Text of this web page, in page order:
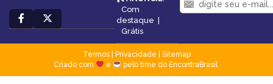
Com
destaque |
Grátis
Termos| Privacidade
Sitemap
Criado com
e pelo time do EncontraBrasil